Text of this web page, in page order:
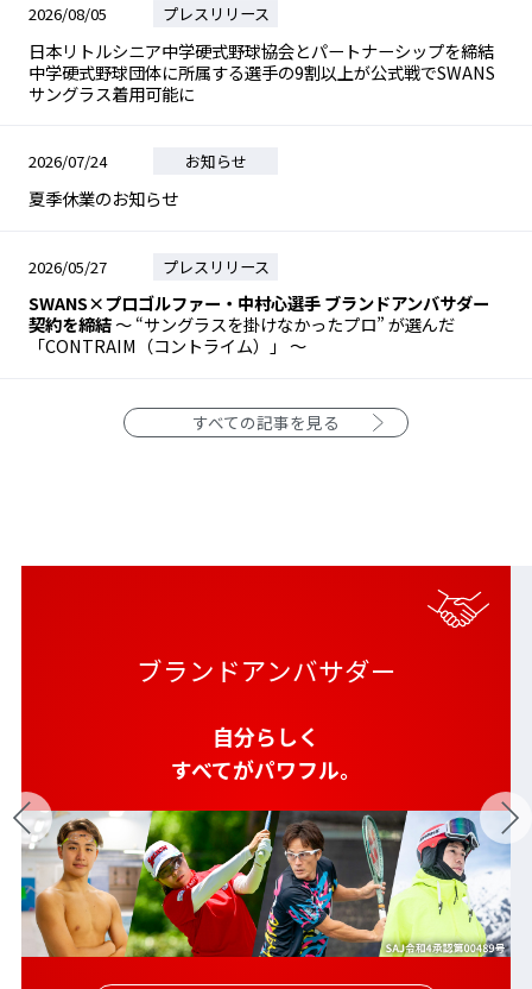
2026/08/05 プレスリリース
日本リトルシニア中学硬式野球協会とパートナーシップを締結
中学硬式野球団体に所属する選手の9割以上が公式戦でSWANS
サングラス着用可能に
2026/07/24 お知らせ
夏季休業のお知らせ
2026/05/27 プレスリリース
SWANS×プロゴルファー・中村心選手 ブランドアンバサダー
契約を締結～ “サングラスを掛けなかったプロ” が選んだ
「CONTRAIM（コントライム）」 ～
すべての記事を見る
ブランドアンバサダー
自分らしく
すべてがパワフル。